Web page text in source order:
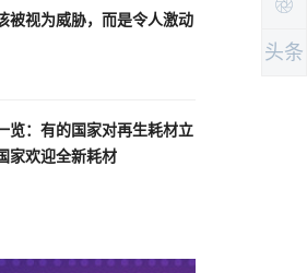
被视为威胁，而是令人激动
览：有的国家对再生耗材立
家欢迎全新耗材
头条